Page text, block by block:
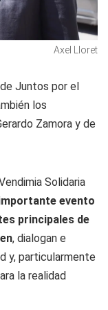
Axel Lloret
Juntos por el
los
Zamora y de
Solidaria
evento
principales de
, dialogan e
y, particularmente
la realidad